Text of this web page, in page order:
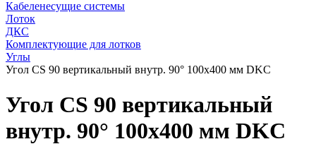
Кабеленесущие системы
Лоток
ДКС
Комплектующие для лотков
Углы
Угол CS 90 вертикальный внутр. 90° 100х400 мм DKC
Угол CS 90 вертикальный
внутр. 90° 100х400 мм DKC